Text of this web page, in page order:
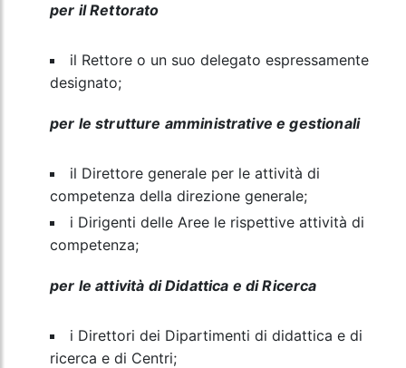
per il Rettorato
il Rettore o un suo delegato espressamente
designato;
per le strutture amministrative e gestionali
il Direttore generale per le attività di
competenza della direzione generale;
i Dirigenti delle Aree le rispettive attività di
competenza;
per le attività di Didattica e di Ricerca
i Direttori dei Dipartimenti di didattica e di
ricerca e di Centri;